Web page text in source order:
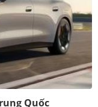
Quốc